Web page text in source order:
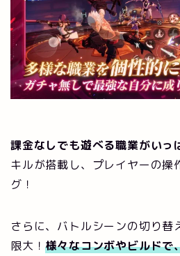
課金なしでも遊べる職業がいっ
キルが搭載し、プレイヤーの操
グ！
さらに、バトルシーンの切り替
限大！様々なコンボやビルドで